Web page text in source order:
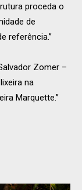
proceda o
de
referência.”
Zomer –
na
Marquette.”